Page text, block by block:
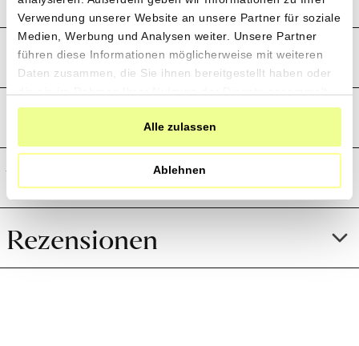
Verwendung unserer Website an unsere Partner für soziale
Medien, Werbung und Analysen weiter. Unsere Partner
führen diese Informationen möglicherweise mit weiteren
Daten zusammen, die Sie ihnen bereitgestellt haben oder
haben.
Alle zulassen
Ablehnen
Produktion und Anbau
Preistransparenz
Weitere Informationen
Rezensionen